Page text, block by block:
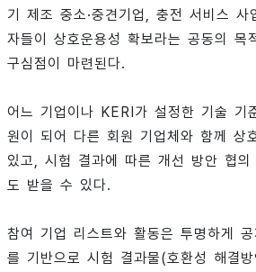
기 제조 중소·중견기업, 충전 서비스 사
자들이 상호운용성 확보라는 공동의 목
구심점이 마련된다.
어느 기업이나 KERI가 설정한 기술 기
원이 되어 다른 회원 기업체와 함께 상
있고, 시험 결과에 따른 개선 방안 협
도 받을 수 있다.
참여 기업 리스트와 활동은 투명하게 공
를 기반으로 시험 결과물(호환성 해결